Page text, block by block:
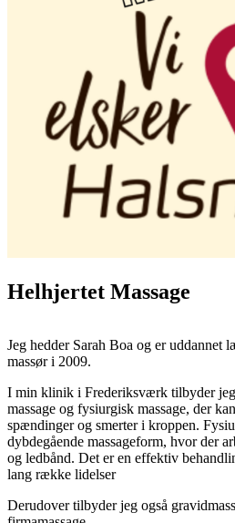
Helhjertet Massage
Jeg hedder Sarah Boa og er uddannet
massør i 2009.
I min klinik i Frederiksværk tilbyder
massage og fysiurgisk massage, der
spændinger og smerter i kroppen.
dybdegående massageform, hvor der
og ledbånd. Det er en effektiv
lang række lidelser
Derudover tilbyder jeg også